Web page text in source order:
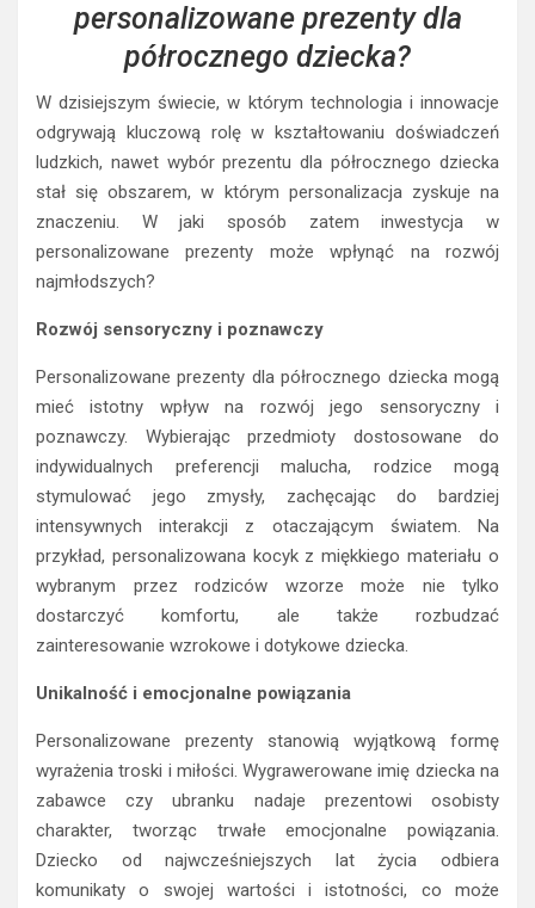
personalizowane prezenty dla
półrocznego dziecka?
W dzisiejszym świecie, w którym technologia i innowacje
odgrywają kluczową rolę w kształtowaniu doświadczeń
ludzkich, nawet wybór prezentu dla półrocznego dziecka
stał się obszarem, w którym personalizacja zyskuje na
znaczeniu. W jaki sposób zatem inwestycja w
personalizowane prezenty może wpłynąć na rozwój
najmłodszych?
Rozwój sensoryczny i poznawczy
Personalizowane prezenty dla półrocznego dziecka mogą
mieć istotny wpływ na rozwój jego sensoryczny i
poznawczy. Wybierając przedmioty dostosowane do
indywidualnych preferencji malucha, rodzice mogą
stymulować jego zmysły, zachęcając do bardziej
intensywnych interakcji z otaczającym światem. Na
przykład, personalizowana kocyk z miękkiego materiału o
wybranym przez rodziców wzorze może nie tylko
dostarczyć komfortu, ale także rozbudzać
zainteresowanie wzrokowe i dotykowe dziecka.
Unikalność i emocjonalne powiązania
Personalizowane prezenty stanowią wyjątkową formę
wyrażenia troski i miłości. Wygrawerowane imię dziecka na
zabawce czy ubranku nadaje prezentowi osobisty
charakter, tworząc trwałe emocjonalne powiązania.
Dziecko od najwcześniejszych lat życia odbiera
komunikaty o swojej wartości i istotności, co może